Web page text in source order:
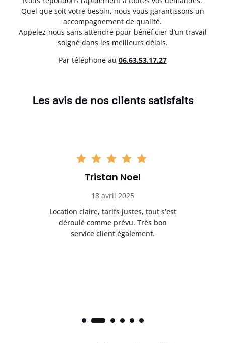
Quel que soit votre besoin, nous vous garantissons un
accompagnement de qualité.
Appelez-nous sans attendre pour bénéficier d’un travail
soigné dans les meilleurs délais.
Par téléphone au 06.63.53.17.27
Les avis de nos clients satisfaits
Tristan Noel
18 avril 2025
Location claire, tarifs justes, tout s’est
déroulé comme prévu. Très bon
service client également.